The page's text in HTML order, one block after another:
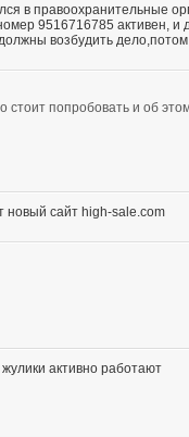
в правоохранительные
9516716785 активен,
возбудить
попробовать и об
новый сайт high-sale.com
активно работают